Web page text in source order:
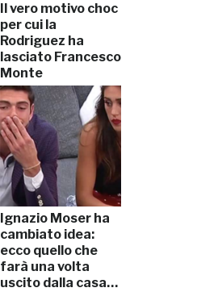
Il vero motivo choc
per cui la
Rodriguez ha
lasciato Francesco
Monte
Ignazio Moser ha
cambiato idea:
ecco quello che
farà una volta
uscito dalla casa…